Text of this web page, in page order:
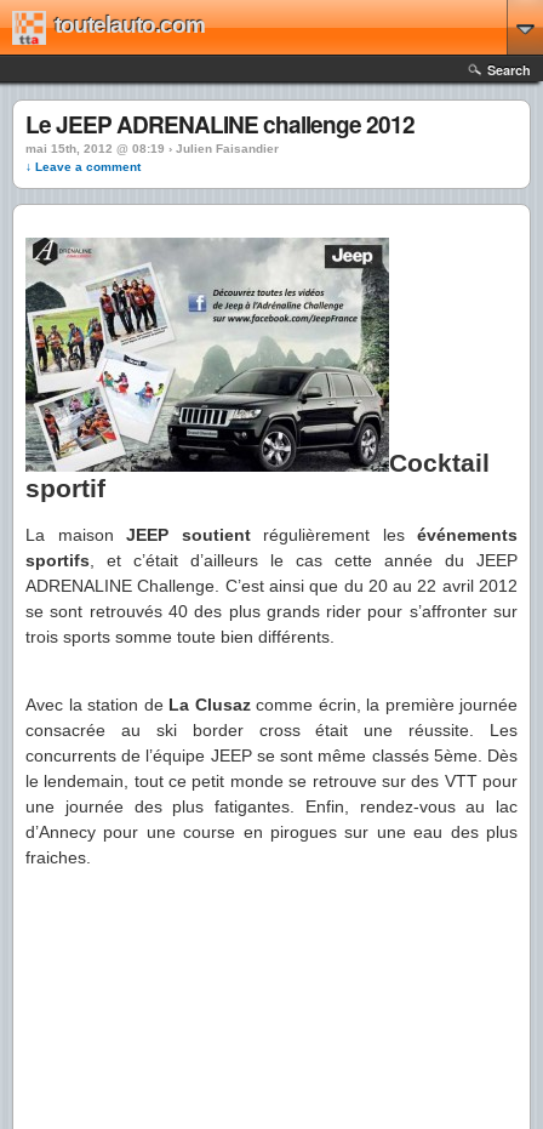
toutelauto.com
Search
Le JEEP ADRENALINE challenge 2012
mai 15th, 2012 @ 08:19 › Julien Faisandier
↓ Leave a comment
Cocktail
sportif
La maison JEEP soutientrégulièrement les événements
sportifs , et c’était d’ailleurs le cas cette année du JEEP
ADRENALINE Challenge. C’est ainsi que du 20 au 22 avril 2012
se sont retrouvés 40 des plus grands rider pour s’affronter sur
trois sports somme toute bien différents.
Avec la station deLa Clusazcomme écrin, la première journée
consacrée au ski border cross était une réussite. Les
concurrents de l’équipe JEEP se sont même classés 5ème. Dès
le lendemain, tout ce petit monde se retrouve sur des VTT pour
une journée des plus fatigantes. Enfin, rendez-vous au lac
d’Annecy pour une course en pirogues sur une eau des plus
fraiches.